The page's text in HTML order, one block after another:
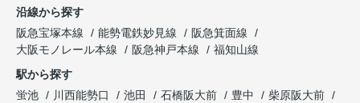
沿線から探す
阪急宝塚本線
能勢電鉄妙見線
阪急箕面線
大阪モノレール本線
阪急神戸本線
福知山線
駅から探す
蛍池
川西能勢口 池田 石橋阪大前 豊中
柴原阪大前